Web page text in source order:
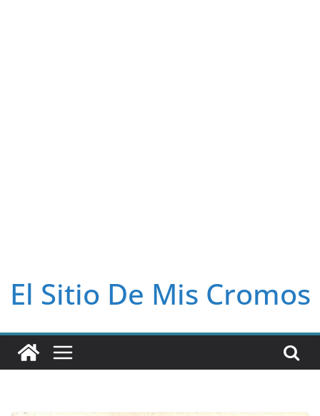
El Sitio De Mis Cromos